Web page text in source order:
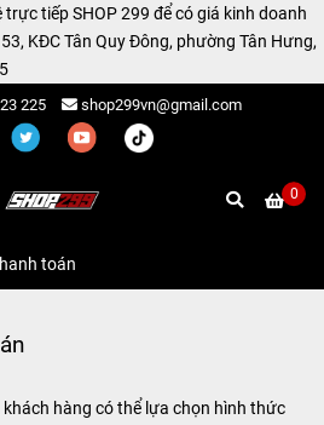
225 shop299vn@gmail.com
0
toán
hàng có thể lựa chọn hình thức
trực tiếp SHOP 299 để có giá kinh doanh
KĐC Tân Quy Đông, phường Tân Hưng,